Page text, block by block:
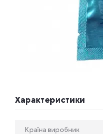
Характеристики
Країна виробник